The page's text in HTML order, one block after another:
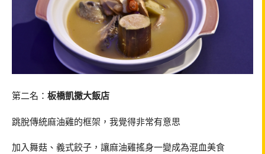
第二名： 板橋凱撒大飯店
跳脫傳統麻油雞的框架，我覺得非常有意思
加入舞菇、義式餃子，讓麻油雞搖身一變成為混血美食